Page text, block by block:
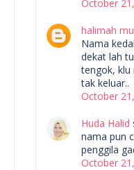
October
halimah
Nama
dekat lah
tengok, klu
tak keluar..
October
Huda Halid
nama pun
penggila
October